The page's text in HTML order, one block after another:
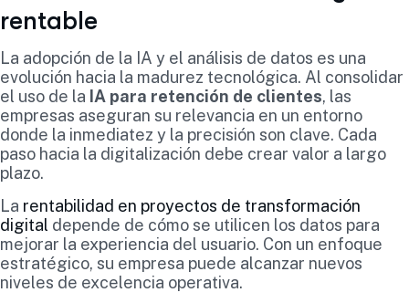
rentable
La adopción de la IA y el análisis de datos es una
evolución hacia la madurez tecnológica. Al consolidar
el uso de la IA para retención de clientes, las
empresas aseguran su relevancia en un entorno
donde la inmediatez y la precisión son clave. Cada
paso hacia la digitalización debe crear valor a largo
plazo.
La rentabilidad en proyectos de transformación
digital depende de cómo se utilicen los datos para
mejorar la experiencia del usuario. Con un enfoque
estratégico, su empresa puede alcanzar nuevos
niveles de excelencia operativa.